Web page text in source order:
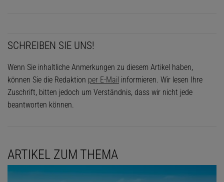
SCHREIBEN SIE UNS!
Wenn Sie inhaltliche Anmerkungen zu diesem Artikel haben,
können Sie die Redaktion per E-Mail informieren. Wir lesen Ihre
Zuschrift, bitten jedoch um Verständnis, dass wir nicht jede
beantworten können.
ARTIKEL ZUM THEMA